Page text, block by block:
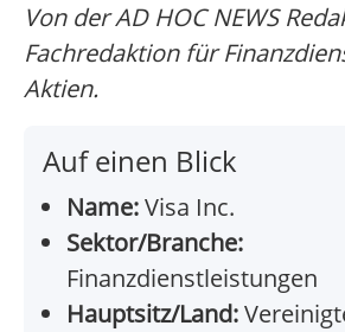
Von der AD HOC NEWS
Fachredaktion für
Aktien.
Auf einen Blick
Name:Visa Inc.
Sektor/Branche:
Finanzdienstleistungen
Hauptsitz/Land: